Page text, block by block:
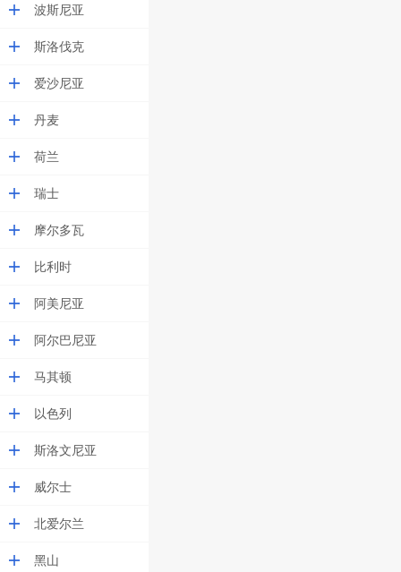
波斯尼亚
斯洛伐克
爱沙尼亚
丹麦
荷兰
瑞士
摩尔多瓦
比利时
阿美尼亚
阿尔巴尼亚
马其顿
以色列
斯洛文尼亚
威尔士
北爱尔兰
黑山